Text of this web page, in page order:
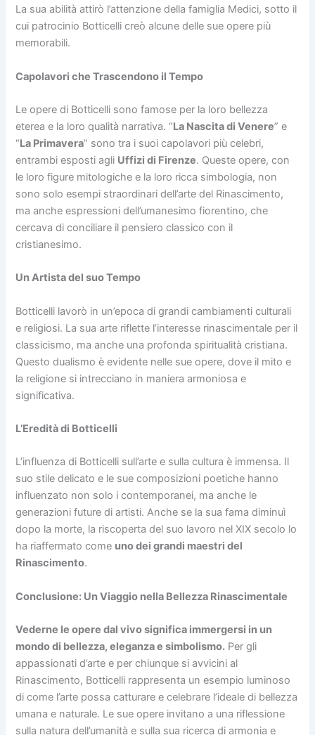
La sua abilità attirò l’attenzione della famiglia Medici, sotto il
cui patrocinio Botticelli creò alcune delle sue opere più
memorabili.
Capolavori che Trascendono il Tempo
Le opere di Botticelli sono famose per la loro bellezza
eterea e la loro qualità narrativa. “La Nascita di Venere” e
“La Primavera” sono tra i suoi capolavori più celebri,
entrambi esposti agli Uffizi di Firenze. Queste opere, con
le loro figure mitologiche e la loro ricca simbologia, non
sono solo esempi straordinari dell’arte del Rinascimento,
ma anche espressioni dell’umanesimo fiorentino, che
cercava di conciliare il pensiero classico con il
cristianesimo.
Un Artista del suo Tempo
Botticelli lavorò in un’epoca di grandi cambiamenti culturali
e religiosi. La sua arte riflette l’interesse rinascimentale per il
classicismo, ma anche una profonda spiritualità cristiana.
Questo dualismo è evidente nelle sue opere, dove il mito e
la religione si intrecciano in maniera armoniosa e
significativa.
L’Eredità di Botticelli
L’influenza di Botticelli sull’arte e sulla cultura è immensa. Il
suo stile delicato e le sue composizioni poetiche hanno
influenzato non solo i contemporanei, ma anche le
generazioni future di artisti. Anche se la sua fama diminuì
dopo la morte, la riscoperta del suo lavoro nel XIX secolo lo
ha riaffermato come uno dei grandi maestri del
Rinascimento.
Conclusione: Un Viaggio nella Bellezza Rinascimentale
Vederne le opere dal vivo significa immergersi in un
mondo di bellezza, eleganza e simbolismo. Per gli
appassionati d’arte e per chiunque si avvicini al
Rinascimento, Botticelli rappresenta un esempio luminoso
di come l’arte possa catturare e celebrare l’ideale di bellezza
umana e naturale. Le sue opere invitano a una riflessione
sulla natura dell’umanità e sulla sua ricerca di armonia e